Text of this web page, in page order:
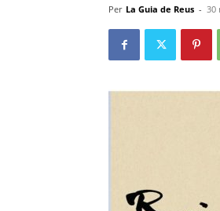
Per La Guia de Reus - 30